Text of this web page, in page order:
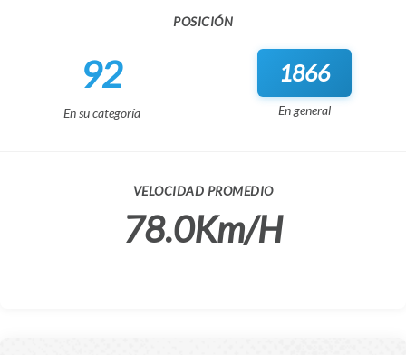
POSICIÓN
92
En su categoría
1866
En general
VELOCIDAD PROMEDIO
78.0Km/H